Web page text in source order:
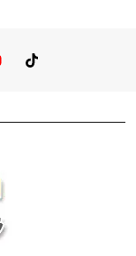
You TubeTikTok